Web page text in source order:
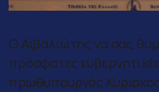
Ο Αϊβαλιώτης να σας
πρόσφατες
πρωθυπουργός